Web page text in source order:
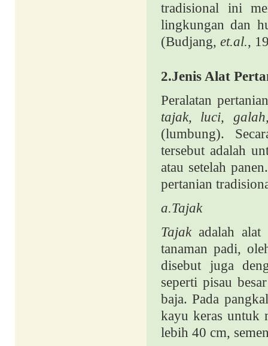
tradisional ini
lingkungan dan
(Budjang, et.al.,
2.Jenis Alat
Peralatan
tajak, luci,
(lumbung).
tersebut adalah
atau setelah
pertanian
a.Tajak
Tajak adalah alat
tanaman padi,
disebut juga
seperti pisau
baja. Pada
kayu keras untuk
lebih 40 cm,